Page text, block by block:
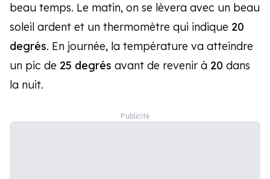
beau temps. Le matin, on se lèvera avec un beau
soleil ardent et un thermomètre qui indique 20
degrés. En journée, la température va atteindre
un pic de 25 degrés avant de revenir à 20 dans
la nuit.